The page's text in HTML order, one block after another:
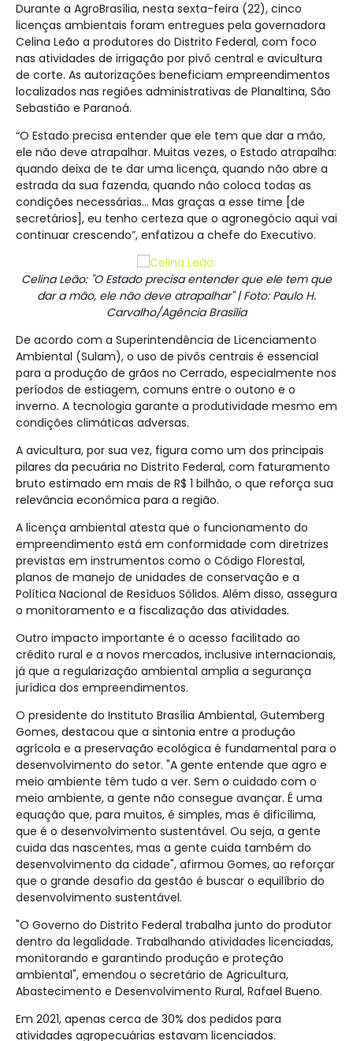
Durante a AgroBrasília, nesta sexta-feira (22), cinco
licenças ambientais foram entregues pela governadora
Celina Leão a produtores do Distrito Federal, com foco
nas atividades de irrigação por pivô central e avicultura
de corte. As autorizações beneficiam empreendimentos
localizados nas regiões administrativas de Planaltina, São
Sebastião e Paranoá.
“O Estado precisa entender que ele tem que dar a mão,
ele não deve atrapalhar. Muitas vezes, o Estado atrapalha:
quando deixa de te dar uma licença, quando não abre a
estrada da sua fazenda, quando não coloca todas as
condições necessárias… Mas graças a esse time [de
secretários], eu tenho certeza que o agronegócio aqui vai
continuar crescendo”, enfatizou a chefe do Executivo.
Celina Leão: "O Estado precisa entender que ele tem que
dar a mão, ele não deve atrapalhar" | Foto: Paulo H.
Carvalho/Agência Brasília
De acordo com a Superintendência de Licenciamento
Ambiental (Sulam), o uso de pivôs centrais é essencial
para a produção de grãos no Cerrado, especialmente nos
períodos de estiagem, comuns entre o outono e o
inverno. A tecnologia garante a produtividade mesmo em
condições climáticas adversas.
A avicultura, por sua vez, figura como um dos principais
pilares da pecuária no Distrito Federal, com faturamento
bruto estimado em mais de R$ 1 bilhão, o que reforça sua
relevância econômica para a região.
A licença ambiental atesta que o funcionamento do
empreendimento está em conformidade com diretrizes
previstas em instrumentos como o Código Florestal,
planos de manejo de unidades de conservação e a
Política Nacional de Resíduos Sólidos. Além disso, assegura
o monitoramento e a fiscalização das atividades.
Outro impacto importante é o acesso facilitado ao
crédito rural e a novos mercados, inclusive internacionais,
já que a regularização ambiental amplia a segurança
jurídica dos empreendimentos.
O presidente do Instituto Brasília Ambiental, Gutemberg
Gomes, destacou que a sintonia entre a produção
agrícola e a preservação ecológica é fundamental para o
desenvolvimento do setor. "A gente entende que agro e
meio ambiente têm tudo a ver. Sem o cuidado com o
meio ambiente, a gente não consegue avançar. É uma
equação que, para muitos, é simples, mas é dificílima,
que é o desenvolvimento sustentável. Ou seja, a gente
cuida das nascentes, mas a gente cuida também do
desenvolvimento da cidade", afirmou Gomes, ao reforçar
que o grande desafio da gestão é buscar o equilíbrio do
desenvolvimento sustentável.
"O Governo do Distrito Federal trabalha junto do produtor
dentro da legalidade. Trabalhando atividades licenciadas,
monitorando e garantindo produção e proteção
ambiental", emendou o secretário de Agricultura,
Abastecimento e Desenvolvimento Rural, Rafael Bueno.
Em 2021, apenas cerca de 30% dos pedidos para
atividades agropecuárias estavam licenciados.